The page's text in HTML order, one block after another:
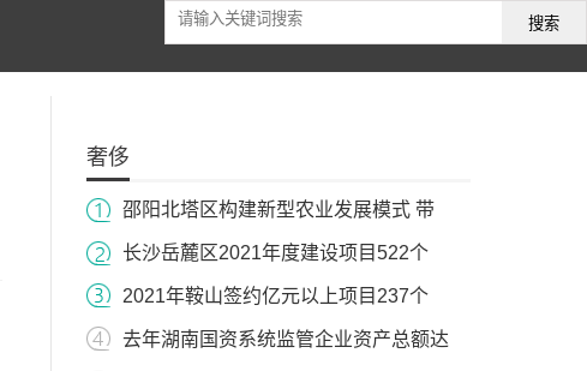
搜索
奢侈
邵阳北塔区构建新型农业发展模式 带
长沙岳麓区2021年度建设项目522个
2021年鞍山签约亿元以上项目237个
去年湖南国资系统监管企业资产总额达